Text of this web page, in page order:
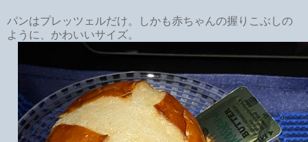
パンはプレッツェルだけ。しかも赤ちゃんの握りこぶしの
ように、かわいいサイズ。